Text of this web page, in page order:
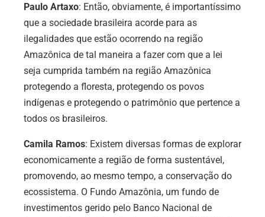
Paulo Artaxo: Então, obviamente, é importantíssimo
que a sociedade brasileira acorde para as
ilegalidades que estão ocorrendo na região
Amazônica de tal maneira a fazer com que a lei
seja cumprida também na região Amazônica
protegendo a floresta, protegendo os povos
indígenas e protegendo o patrimônio que pertence a
todos os brasileiros.
Camila Ramos: Existem diversas formas de explorar
economicamente a região de forma sustentável,
promovendo, ao mesmo tempo, a conservação do
ecossistema. O Fundo Amazônia, um fundo de
investimentos gerido pelo Banco Nacional de